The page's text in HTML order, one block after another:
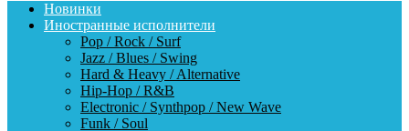
Новинки
Иностранные исполнители
Pop / Rock / Surf
Jazz / Blues / Swing
Hard & Heavy / Alternative
Hip-Hop / R&B
Electronic / Synthpop / New Wave
Funk / Soul